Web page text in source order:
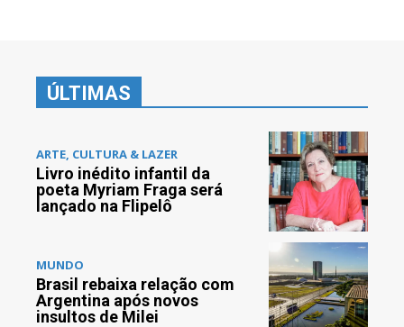
ÚLTIMAS
ARTE, CULTURA & LAZER
Livro inédito infantil da
poeta Myriam Fraga será
lançado na Flipelô
MUNDO
Brasil rebaixa relação com
Argentina após novos
insultos de Milei